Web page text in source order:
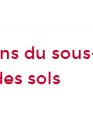
du
sols